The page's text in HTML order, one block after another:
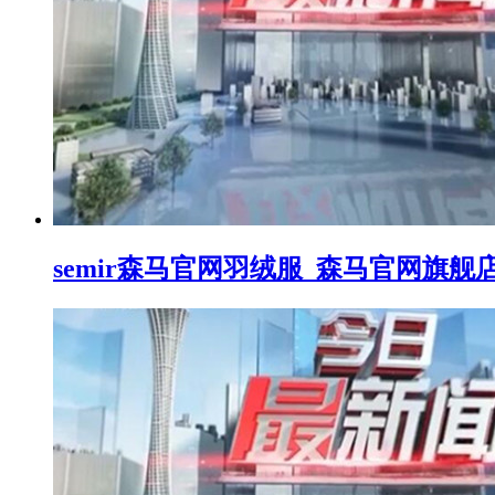
semir森马官网羽绒服_森马官网旗舰